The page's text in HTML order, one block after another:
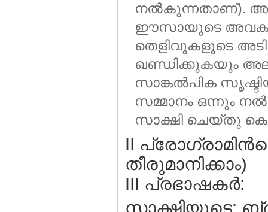
നല്‍കുന്നതാണ്).
ഈസായുടെ
തെളിവുകളുടെ
ഖണ്ഡിക്കുകയും
സാങ്കല്‍പിക
സമ്മാനം ഒന്നും
സാക്ഷി ചെയ്തു
II
തീരുമാനിക്കാം)
III പ്രഭാഷകര്‍:
സാക്ഷിയുടെ: